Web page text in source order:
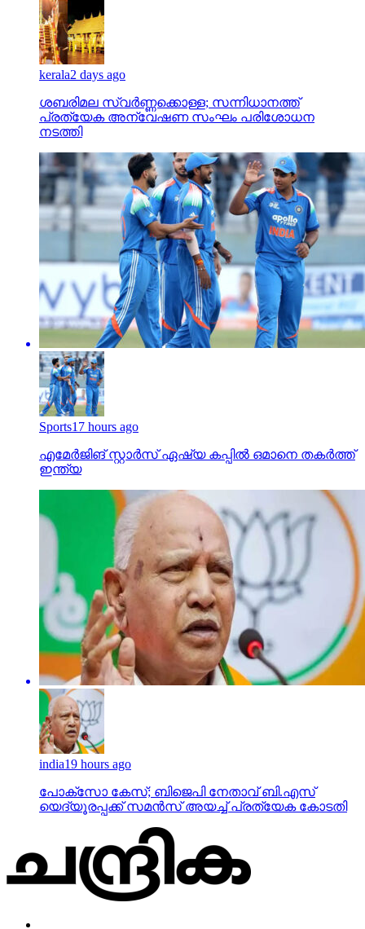
kerala2 days ago
ശബരിമല സ്വര്‍ണ്ണക്കൊള്ള; സന്നിധാനത്ത്
പ്രത്യേക അന്വേഷണ സംഘം പരിശോധന
നടത്തി
Sports17 hours ago
എമേര്‍ജിങ് സ്റ്റാര്‍സ് ഏഷ്യ കപ്പില്‍ ഒമാനെ തകര്‍ത്ത്
ഇന്ത്യ
india19 hours ago
പോക്‌സോ കേസ്; ബിജെപി നേതാവ് ബി.എസ്
യെദ്യൂരപ്പക്ക് സമന്‍സ് അയച്ച് പ്രത്യേക കോടതി